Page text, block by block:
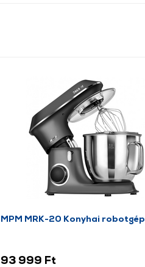
MPM MRK-20 Konyhai robotgép
93 999 Ft